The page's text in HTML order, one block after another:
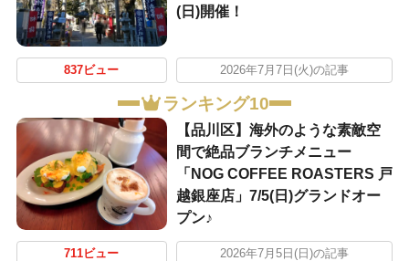
(日)開催！
837ビュー 2026年7月7日(火)の記事
ランキング10
【品川区】海外のような素敵空
間で絶品ブランチメニュー
「NOG COFFEE ROASTERS 戸
越銀座店」7/5(日)グランドオー
プン♪
711ビュー 2026年7月5日(日)の記事